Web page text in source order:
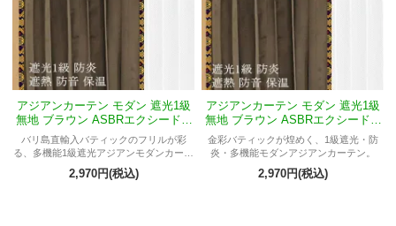
アジアンカーテン モダン 遮光1級
無地 ブラウン ASBRエクシードM
エーゲ
バリ島直輸入バティックのフリルが彩
る、多機能1級遮光アジアンモダンカーテ
ン。
2,970円(税込)
アジアンカーテン モダン 遮光1級
無地 ブラウン ASBRエクシードM
バチカン
金彩バティックが煌めく、1級遮光・防
炎・多機能モダンアジアンカーテン。
2,970円(税込)